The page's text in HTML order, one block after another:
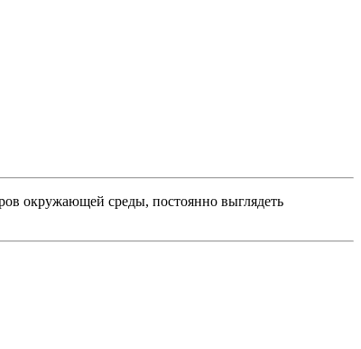
окружающей среды, постоянно выглядеть